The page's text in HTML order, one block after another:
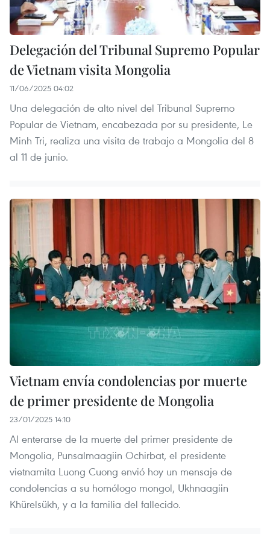
Delegación del Tribunal Supremo Popular
de Vietnam visita Mongolia
11/06/2025 04:02
Una delegación de alto nivel del Tribunal Supremo
Popular de Vietnam, encabezada por su presidente, Le
Minh Tri, realiza una visita de trabajo a Mongolia del 8
al 11 de junio.
Vietnam envía condolencias por muerte
de primer presidente de Mongolia
23/01/2025 14:10
Al enterarse de la muerte del primer presidente de
Mongolia, Punsalmaagiin Ochirbat, el presidente
vietnamita Luong Cuong envió hoy un mensaje de
condolencias a su homólogo mongol, Ukhnaagiin
Khürelsükh, y a la familia del fallecido.